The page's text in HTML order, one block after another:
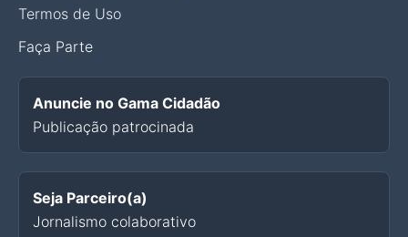
Termos de Uso
Faça Parte
Anuncie no Gama Cidadão
Publicação patrocinada
Seja Parceiro(a)
Jornalismo colaborativo